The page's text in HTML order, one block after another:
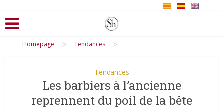
Homepage > Tendances >
Tendances
Les barbiers à l’ancienne
reprennent du poil de la bête